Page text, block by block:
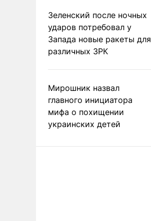
Зеленский после ночных
ударов потребовал у
Запада новые ракеты для
различных ЗРК
Мирошник назвал
главного инициатора
мифа о похищении
украинских детей